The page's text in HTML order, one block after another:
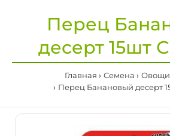
Перец
десерт 15шт
Главная Семена Овощи
Перец Банановый десерт